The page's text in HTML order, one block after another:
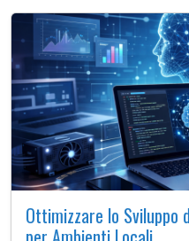
Ottimizzare lo Sviluppo